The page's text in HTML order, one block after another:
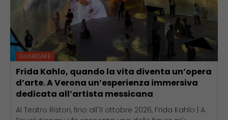
GUARDARE
Frida Kahlo, quando la vita diventa un’opera
d’arte. A Verona un’esperienza immersiva
dedicata all’artista messicana
Al Teatro Ristori, fino all'11 ottobre 2026, Frida Kahlo | A